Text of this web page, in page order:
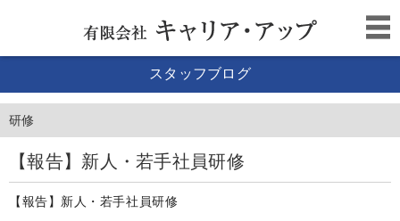
スタッフブログ
研修
【報告】新人・若手社員研修
【報告】新人・若手社員研修